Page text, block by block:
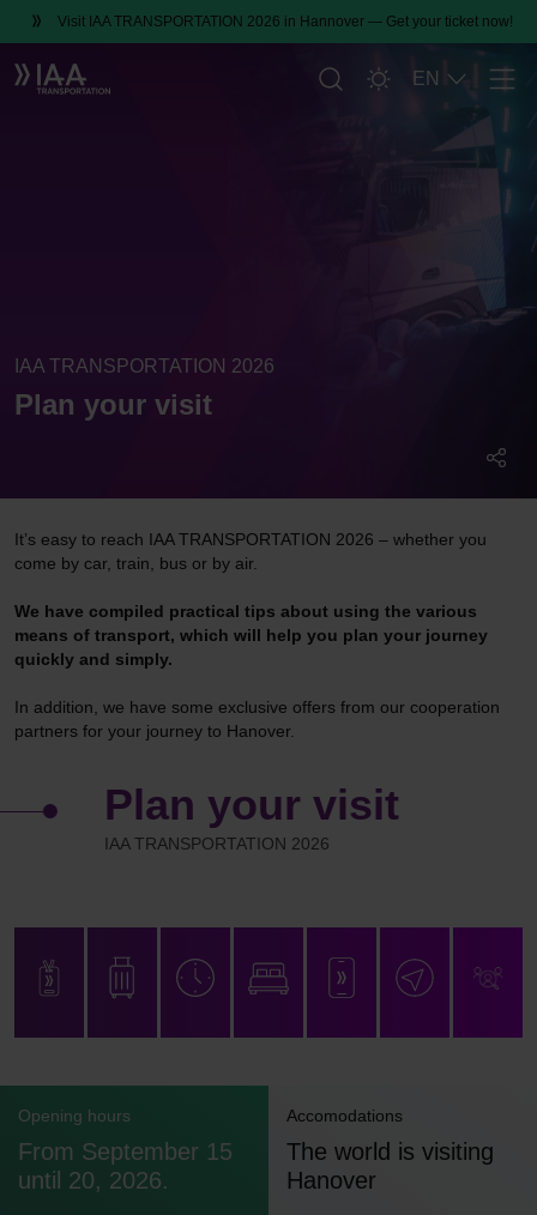
Visit IAA TRANSPORTATION 2026 in Hannover — Get your ticket now!
EN
IAA TRANSPORTATION 2026
Plan your visit
It’s easy to reach IAA TRANSPORTATION 2026 – whether you
come by car, train, bus or by air.
We have compiled practical tips about using the various
means of transport, which will help you plan your journey
quickly and simply.
In addition, we have some exclusive offers from our cooperation
partners for your journey to Hanover.
Plan your visit
IAA TRANSPORTATION 2026
Opening hours
From September 15
until 20, 2026.
Accomodations
The world is visiting
Hanover